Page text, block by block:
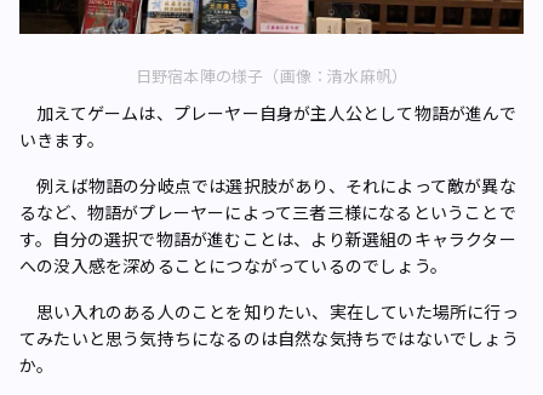
日野宿本陣の様子（画像：清水麻帆）
加えてゲームは、プレーヤー自身が主人公として物語が進んで
いきます。
例えば物語の分岐点では選択肢があり、それによって敵が異な
るなど、物語がプレーヤーによって三者三様になるということで
す。自分の選択で物語が進むことは、より新選組のキャラクター
への没入感を深めることにつながっているのでしょう。
思い入れのある人のことを知りたい、実在していた場所に行っ
てみたいと思う気持ちになるのは自然な気持ちではないでしょう
か。